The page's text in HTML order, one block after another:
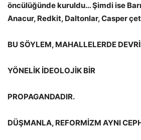
öncülüğünde kuruldu… Şimdi ise
Anacur, Redkit, Daltonlar, Casper
BU SÖYLEM, MAHALLELERDE
YÖNELİK İDEOLOJİK BİR
PROPAGANDADIR.
DÜŞMANLA, REFORMİZM AYNI